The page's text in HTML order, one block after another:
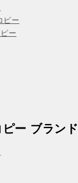
ピー
ー
ー ブランド